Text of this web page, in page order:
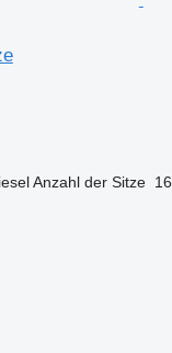
Anzahl der Sitze 16